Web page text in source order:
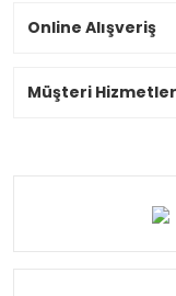
Online Alışveriş
Müşteri